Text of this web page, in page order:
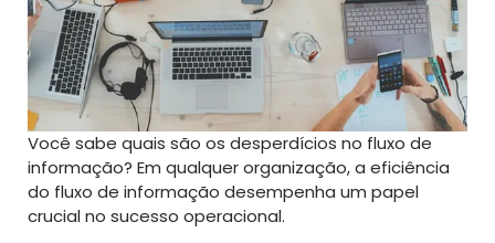
Você sabe quais são os desperdícios no fluxo de
informação? Em qualquer organização, a eficiência
do fluxo de informação desempenha um papel
crucial no sucesso operacional.